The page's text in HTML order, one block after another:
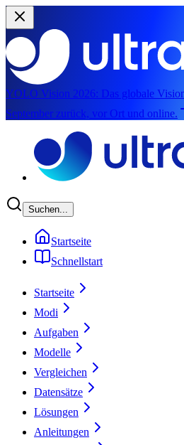
YOLO Vision 2026: Das globale
September zurück, vor Ort und online.
Suchen...
Startseite
Schnellstart
Startseite
Modi
Aufgaben
Modelle
Vergleichen
Datensätze
Lösungen
Anleitungen